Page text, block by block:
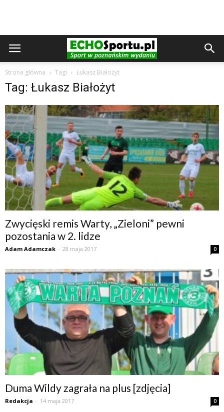
Strona główna Tagi Łukasz Białożyt
Tag: Łukasz Białożyt
Zwycięski remis Warty, „Zieloni” pewni
pozostania w 2. lidze
Adam Adamczak - 28 maja 2017 0
Duma Wildy zagrała na plus [zdjęcia]
Redakcja - 14 maja 2017 0